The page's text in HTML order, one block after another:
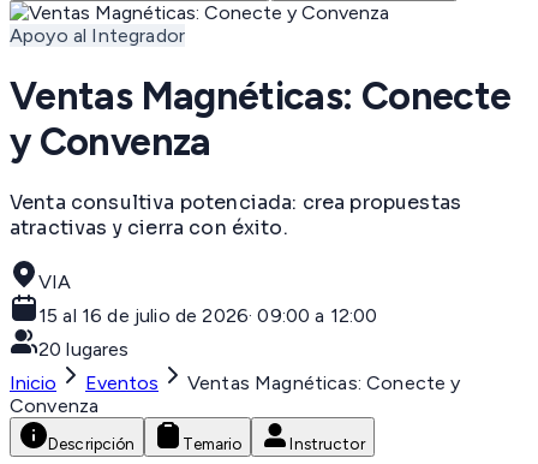
Apoyo al Integrador
Ventas Magnéticas: Conecte
y Convenza
Venta consultiva potenciada: crea propuestas
atractivas y cierra con éxito.
VIA
15 al 16 de julio de 2026·09:00 a 12:00
20 lugares
Inicio
Eventos
Ventas Magnéticas: Conecte y
Convenza
Descripción Temario Instructor